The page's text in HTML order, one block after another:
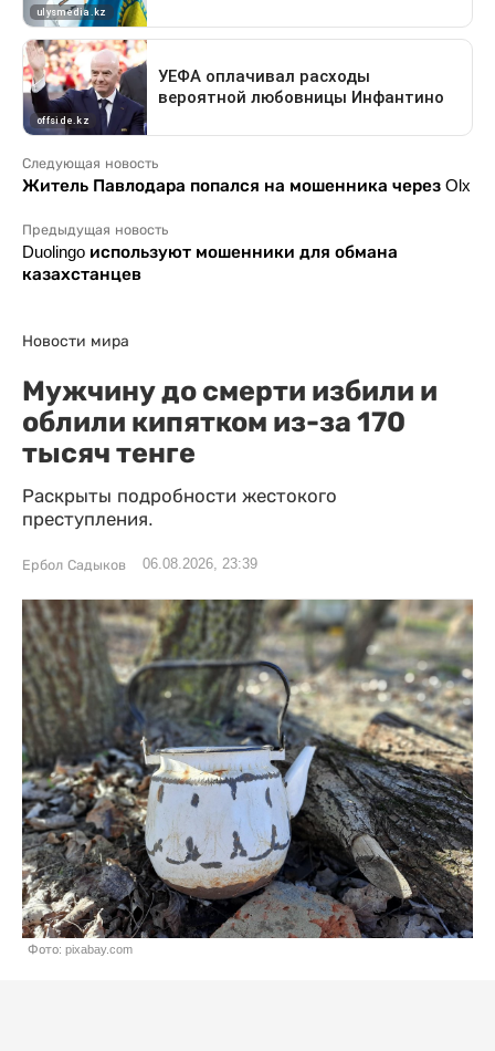
Следующая новость
Житель Павлодара попался на мошенника через Olx
Предыдущая новость
Duolingo используют мошенники для обмана
казахстанцев
Новости мира
Мужчину до смерти избили и
облили кипятком из-за 170
тысяч тенге
Раскрыты подробности жестокого
преступления.
Ербол Садыков 06.08.2026, 23:39
Фото: pixabay.com